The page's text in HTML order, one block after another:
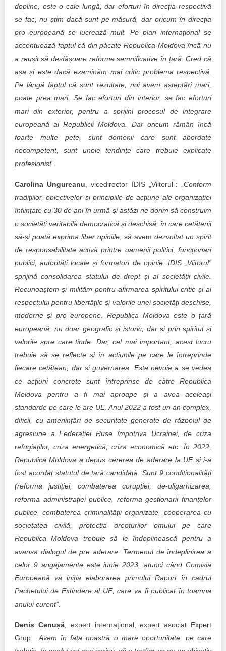
depline, este o cale lungă, dar eforturi în direcția respectivă
se fac, nu știm dacă sunt pe măsură, dar oricum în direcția
pro europeană se lucrează mult. Pe plan internațional se
accentuează faptul că din păcate Republica Moldova încă nu
a reușit să desfășoare reforme semnificative în țară. Cred că
așa și este dacă examinăm mai critic problema respectivă.
Pe lângă faptul că sunt rezultate, noi avem așteptări mari,
poate prea mari. Se fac eforturi din interior, se fac eforturi
mari din exterior, pentru a sprijini procesul de integrare
europeană al Republicii Moldova. Dar oricum rămân încă
foarte multe pete, sunt domenii care sunt abordate
necompetent, sunt unele tendințe care trebuie explicate
profesionist”.
Carolina Ungureanu , vicedirector IDIS „Viitorul”: „Conform
tradițiilor, obiectivelor şi principiile de acțiune ale organizației
înființate cu 30 de ani în urmă și astăzi ne dorim să construim
o societăți veritabilă democratică și deschisă, în care cetățenii
să-și poată exprima liber opiniile; să avemdezvoltat un spirit
de responsabilitate activă printre oamenii politici, funcționari
publici, autorități locale și formatori de opinie.
IDIS „Viitorul”
sprijină consolidarea statului de drept și al societății civile.
Recunoaștem și milităm pentru afirmarea spiritului critic și al
respectului pentru libertățile și valorile unei societăți deschise,
moderne și pro europene. Republica Moldova este o țară
europeană, nu doar geografic și istoric, dar și prin spiritul și
valorile spre care tinde. Dar, cel mai important, acest lucru
trebuie să se reflecte și în acțiunile pe care le întreprinde
fiecare cetățean, dar și guvernarea. Este nevoie a se vedea
ce acțiuni concrete sunt întreprinse de către Republica
Moldova pentru a fi mai aproape și a avea aceleași
standarde pe care le are UE. Anul 2022 a fost un an complex,
dificil, cu amenințări de securitate generate de războiul de
agresiune a Federației Ruse împotriva Ucrainei, de criza
refugiaților, criza energetică, criza economică etc. În 2022,
Republica Moldova a depus cererea de aderare la UE și i-a
fost acordat statutul de țară candidată. Sunt 9 condiționalități
(reforma justiției, combaterea corupției, de-oligarhizarea,
reforma administrației publice, reforma gestionarii finanțelor
publice, combaterea criminalității organizate, cooperarea cu
societatea civilă, protecția drepturilor omului pe care
Republica Moldova trebuie să le îndeplinească pentru a
avansa dialogul de pre aderare. Termenul de îndeplinirea a
celor 9 angajamente este iunie 2023, atunci când Comisia
Europeană va iniția elaborarea primului Raport în cadrul
Pachetului de Extindere al UE, care va fi publicat în toamna
anului curent”.
Denis Cenușă, expert internațional, expert asociat Expert
Grup: „Avem în fața noastră o mare oportunitate, pe care